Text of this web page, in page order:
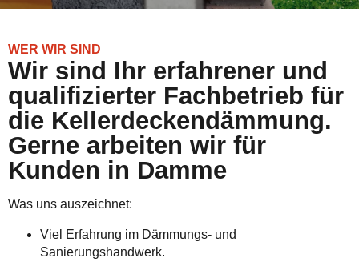
WER WIR SIND
Wir sind Ihr erfahrener und
qualifizierter Fachbetrieb für
die Kellerdeckendämmung.
Gerne arbeiten wir für
Kunden in Damme
Was uns auszeichnet:
Viel Erfahrung im Dämmungs- und
Sanierungshandwerk.